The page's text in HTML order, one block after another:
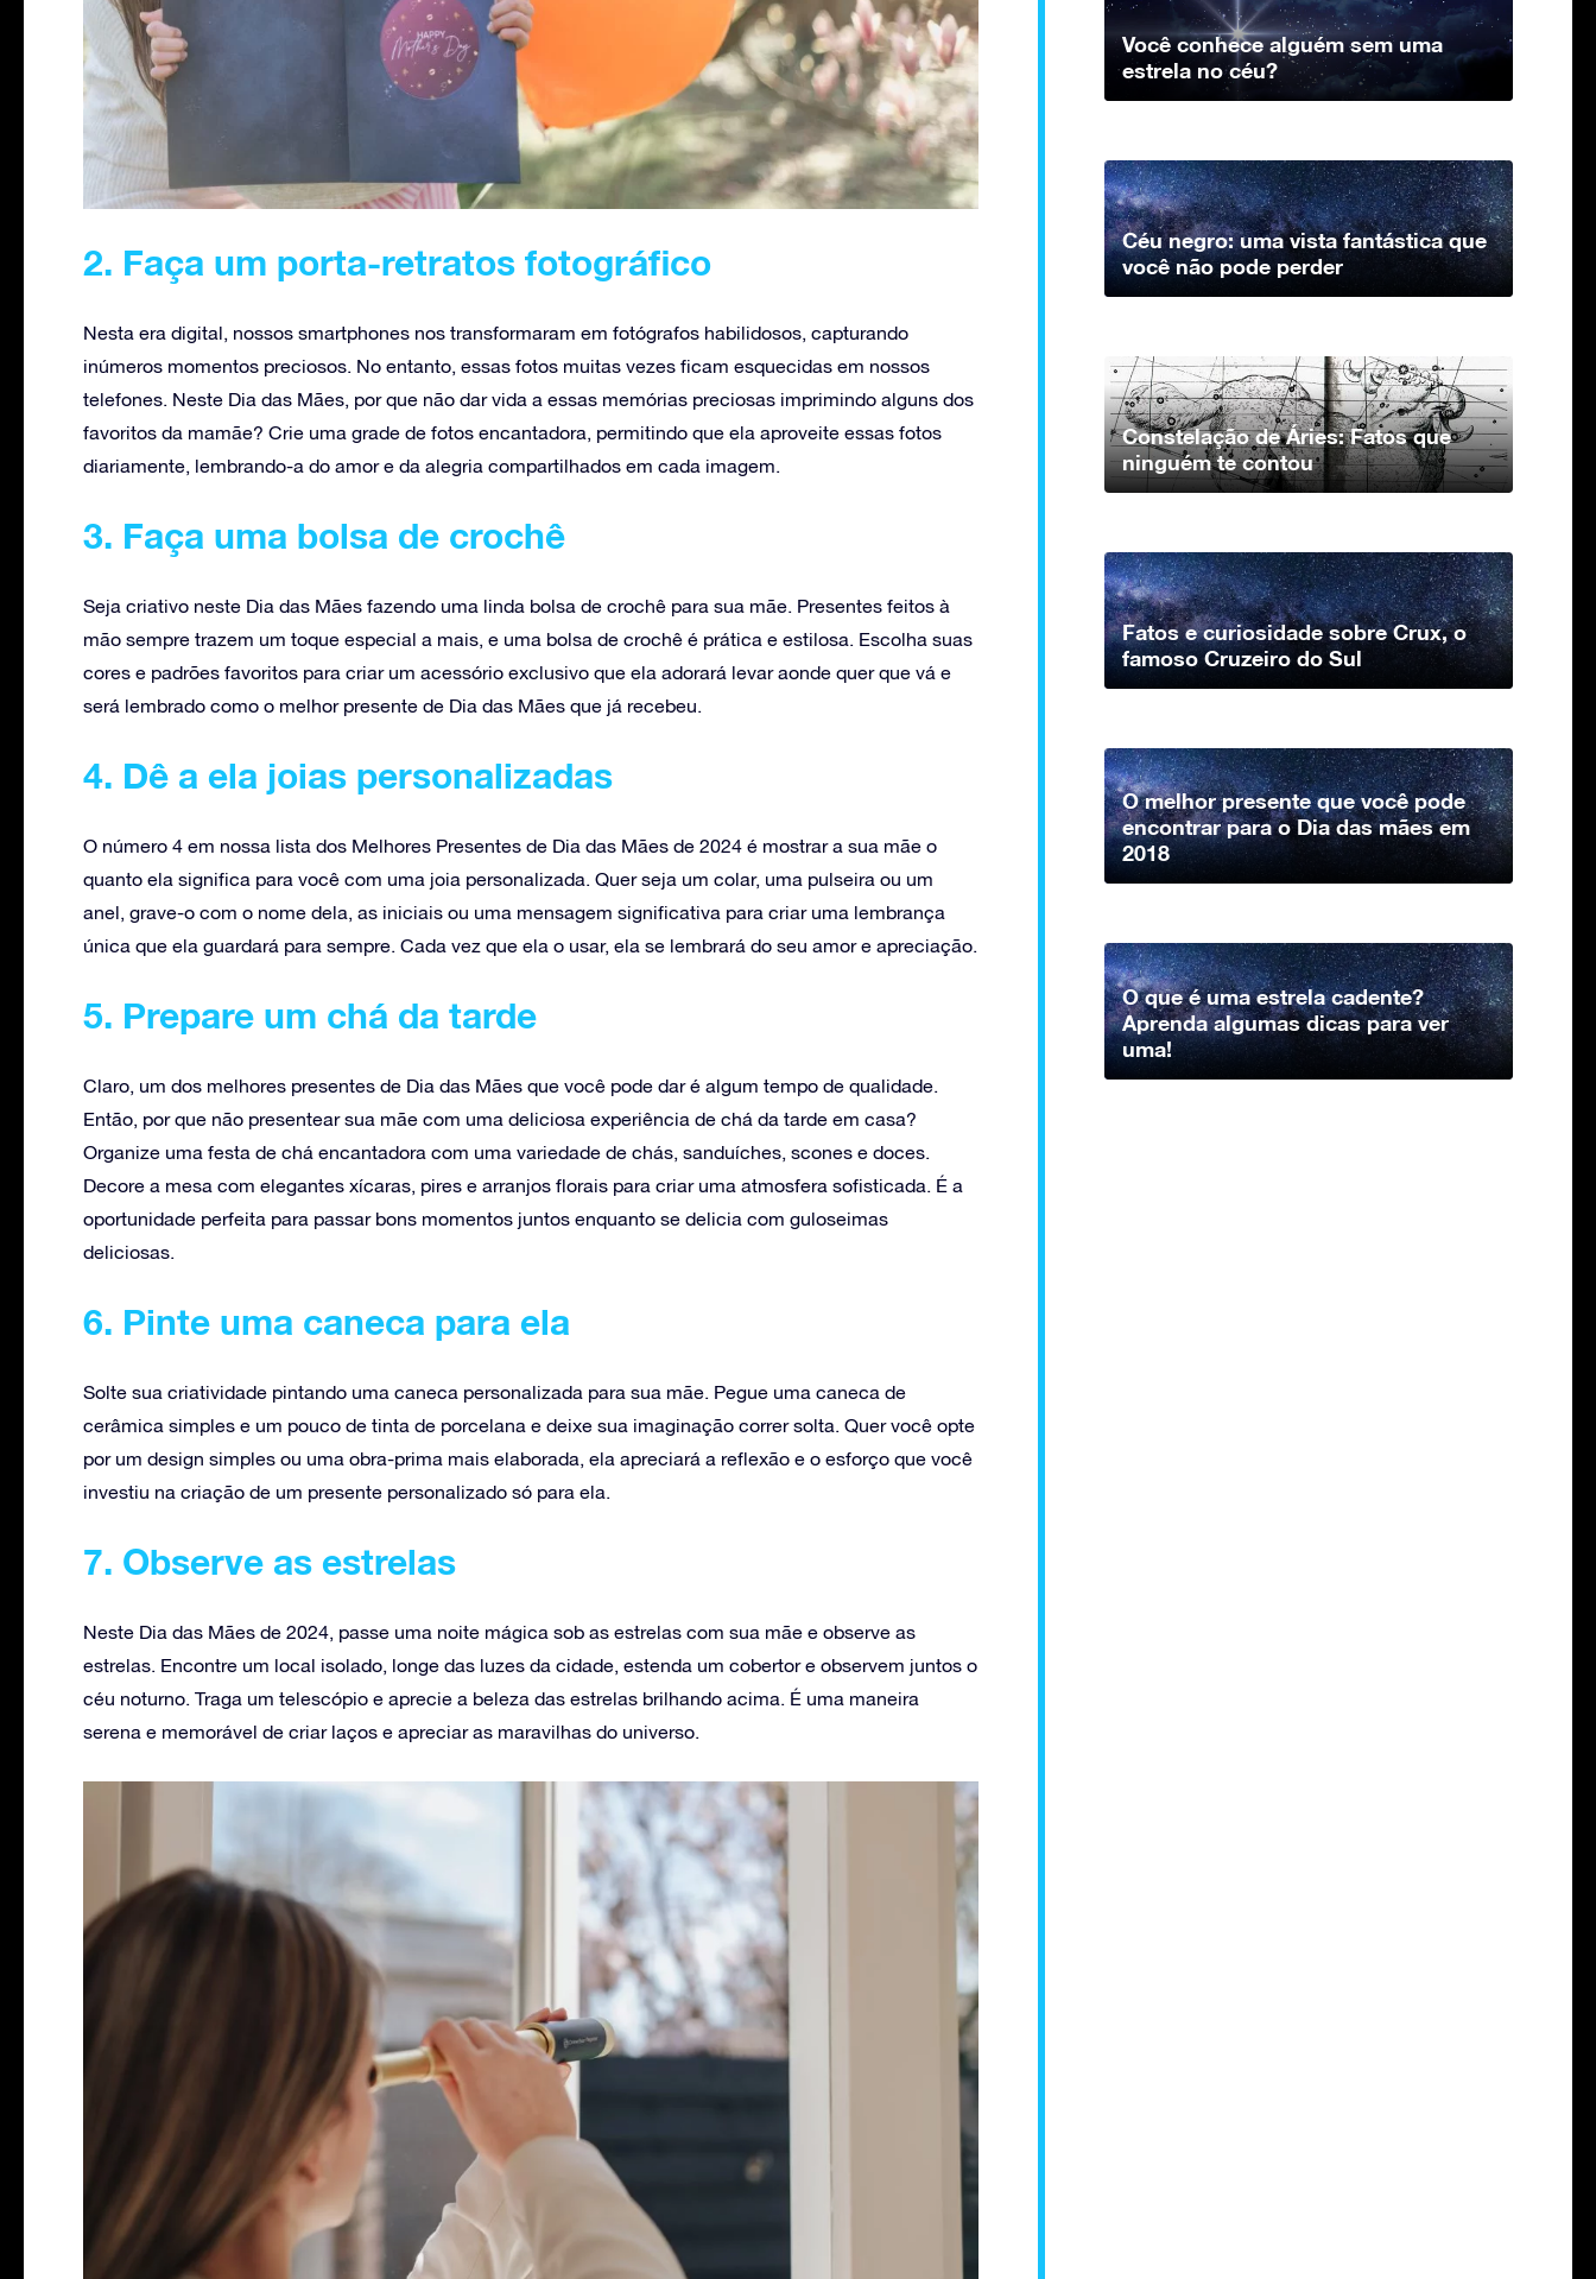
2. Faça um porta-retratos fotográfico
Nesta era digital, nossos smartphones nos transformaram em fotógrafos habilidosos, capturando
inúmeros momentos preciosos. No entanto, essas fotos muitas vezes ficam esquecidas em nossos
telefones. Neste Dia das Mães, por que não dar vida a essas memórias preciosas imprimindo alguns dos
favoritos da mamãe? Crie uma grade de fotos encantadora, permitindo que ela aproveite essas fotos
diariamente, lembrando-a do amor e da alegria compartilhados em cada imagem.
3. Faça uma bolsa de crochê
Seja criativo neste Dia das Mães fazendo uma linda bolsa de crochê para sua mãe. Presentes feitos à
mão sempre trazem um toque especial a mais, e uma bolsa de crochê é prática e estilosa. Escolha suas
cores e padrões favoritos para criar um acessório exclusivo que ela adorará levar aonde quer que vá e
será lembrado como o melhor presente de Dia das Mães que já recebeu.
4. Dê a ela joias personalizadas
O número 4 em nossa lista dos Melhores Presentes de Dia das Mães de 2024 é mostrar a sua mãe o
quanto ela significa para você com uma joia personalizada. Quer seja um colar, uma pulseira ou um
anel, grave-o com o nome dela, as iniciais ou uma mensagem significativa para criar uma lembrança
única que ela guardará para sempre. Cada vez que ela o usar, ela se lembrará do seu amor e apreciação.
5. Prepare um chá da tarde
Claro, um dos melhores presentes de Dia das Mães que você pode dar é algum tempo de qualidade.
Então, por que não presentear sua mãe com uma deliciosa experiência de chá da tarde em casa?
Organize uma festa de chá encantadora com uma variedade de chás, sanduíches, scones e doces.
Decore a mesa com elegantes xícaras, pires e arranjos florais para criar uma atmosfera sofisticada. É a
oportunidade perfeita para passar bons momentos juntos enquanto se delicia com guloseimas
deliciosas.
6. Pinte uma caneca para ela
Solte sua criatividade pintando uma caneca personalizada para sua mãe. Pegue uma caneca de
cerâmica simples e um pouco de tinta de porcelana e deixe sua imaginação correr solta. Quer você opte
por um design simples ou uma obra-prima mais elaborada, ela apreciará a reflexão e o esforço que você
investiu na criação de um presente personalizado só para ela.
7. Observe as estrelas
Neste Dia das Mães de 2024, passe uma noite mágica sob as estrelas com sua mãe e observe as
estrelas. Encontre um local isolado, longe das luzes da cidade, estenda um cobertor e observem juntos o
céu noturno. Traga um telescópio e aprecie a beleza das estrelas brilhando acima. É uma maneira
serena e memorável de criar laços e apreciar as maravilhas do universo.
Você conhece alguém sem uma
estrela no céu?
Céu negro: uma vista fantástica que
você não pode perder
Constelação de Áries: Fatos que
ninguém te contou
Fatos e curiosidade sobre Crux, o
famoso Cruzeiro do Sul
O melhor presente que você pode
encontrar para o Dia das mães em
2018
O que é uma estrela cadente?
Aprenda algumas dicas para ver
uma!